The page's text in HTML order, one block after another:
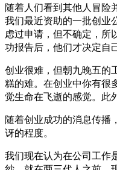
随着人们看到其他人冒险
我们最近资助的一批创业
虑过申请，但不确定，所
功报告后，他们才决定自
创业很难，但朝九晚五的
糕的难。在创业中你有很
觉生命在飞逝的感觉。此
随着创业成功的消息传播
讶的程度。
我们现在认为在公司工作